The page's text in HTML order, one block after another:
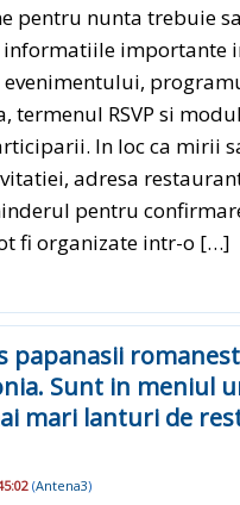
pentru nunta trebuie
importante
termenul RSVP si
In loc ca mirii
adresa
pentru
fi organizate intr-o […]
papanasii
Sunt in meniul
mari lanturi de
(Antena3)